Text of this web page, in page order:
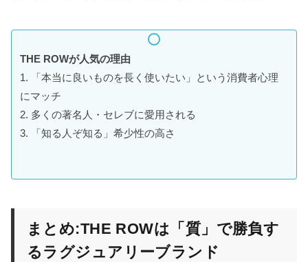
THE ROWが人気の理由
1. 「本当に良いものを長く使いたい」という消費者心理
にマッチ
2. 多くの著名人・セレブに愛用される
3. 「知る人ぞ知る」希少性の高さ
まとめ:THE ROWは「質」で勝負す
るラグジュアリーブランド